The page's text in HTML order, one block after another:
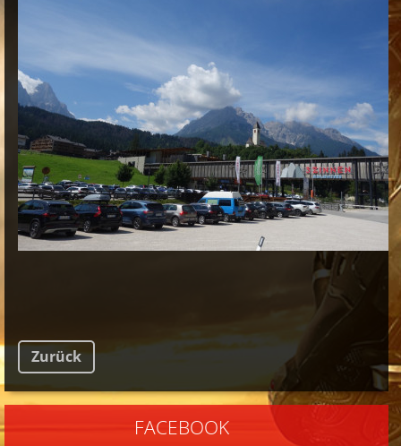
Zurück
FACEBOOK